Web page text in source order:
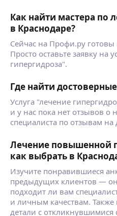
Как найти мастера по
в Краснодаре?
Сейчас на Профи.ру готовы
Просто оставьте заявку на
гипергидроза".
Где найти
Услуга "лечение
и у нас пока нет отзывов
специалиста по отзывам на
Лечение повышенной
как выбрать в
Изучите понравившиеся
предыдущих клиентов —
подходит ли вам
и личным качествам.
детали с откликнувшимися